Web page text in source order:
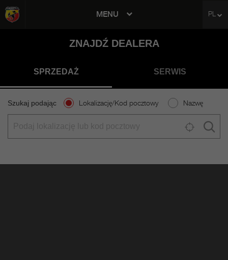
MENU PL
ZNAJDŹ DEALERA
SPRZEDAŻ SERWIS
Szukaj podając Lokalizację/Kod pocztowy Nazwę